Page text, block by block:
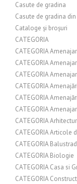
Casute de gradina
Casute de gradina
Cataloge și broșuri
CATEGORIA
CATEGORIA
CATEGORIA
CATEGORIA
CATEGORIA
CATEGORIA
CATEGORIA
CATEGORIA
CATEGORIA Articole
CATEGORIA
CATEGORIA Biologie
CATEGORIA Casa si
CATEGORIA